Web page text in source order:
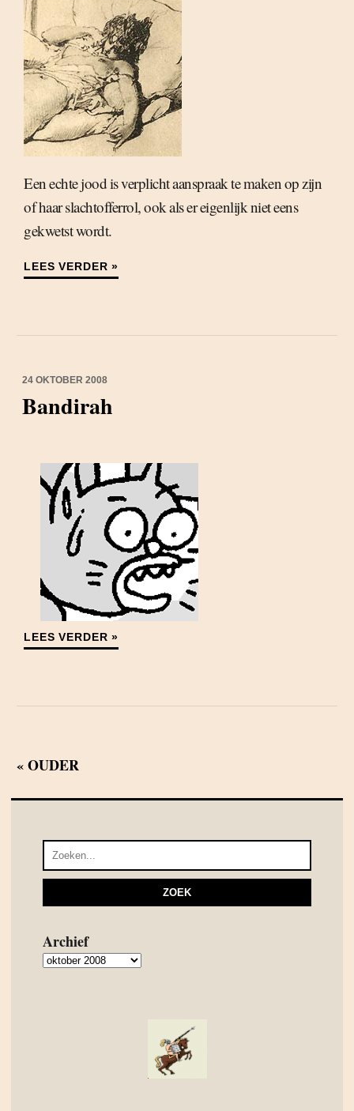
Een echte jood is verplicht aanspraak te maken op zijn
of haar slachtofferrol, ook als er eigenlijk niet eens
gekwetst wordt.
LEES VERDER »
24 OKTOBER 2008
Bandirah
LEES VERDER »
« OUDER
Archief
Archief